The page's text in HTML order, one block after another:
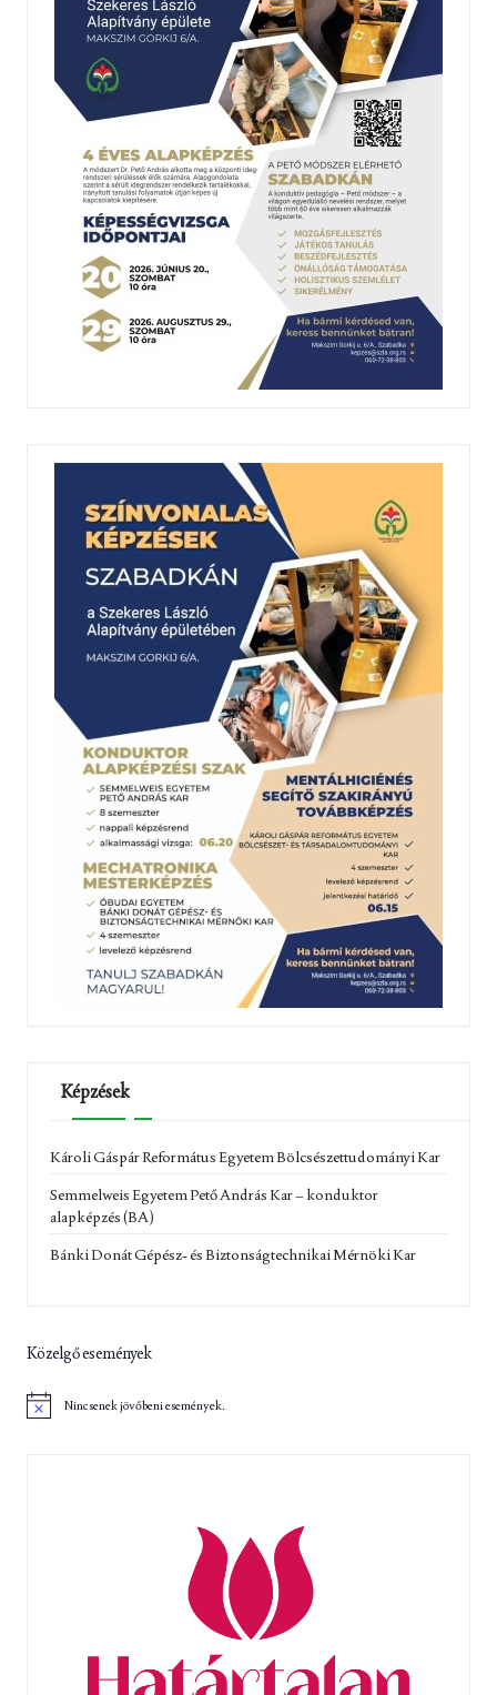
Képzések
Károli Gáspár Református Egyetem Bölcsészettudományi Kar
Semmelweis Egyetem Pető András Kar – konduktor
alapképzés (BA)
Bánki Donát Gépész- és Biztonságtechnikai Mérnöki Kar
Közelgő események
Nincsenek jövőbeni események.